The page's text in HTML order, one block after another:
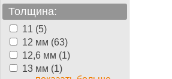
Толщина:
11 (5)
12 мм (63)
12,6 мм (1)
13 мм (1)